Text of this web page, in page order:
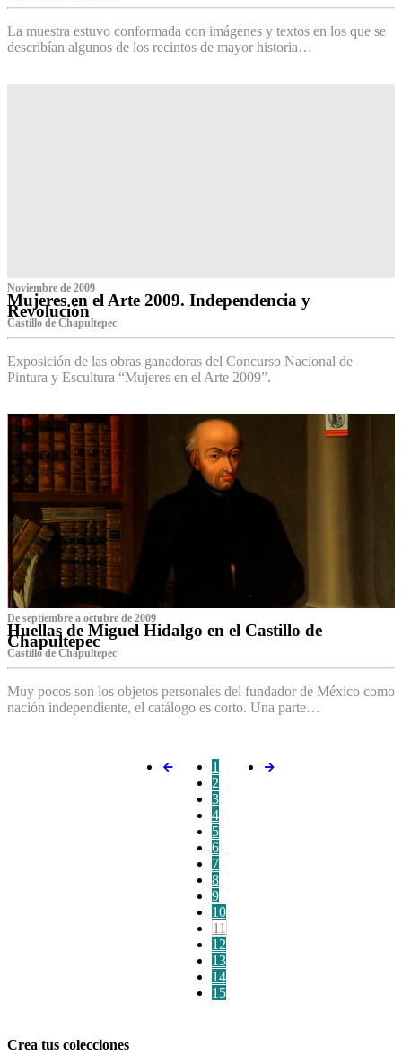
La muestra estuvo conformada con imágenes y textos en los que se
describían algunos de los recintos de mayor historia…
Noviembre de 2009
Mujeres en el Arte 2009. Independencia y
Revolución
Castillo de Chapultepec
Exposición de las obras ganadoras del Concurso Nacional de
Pintura y Escultura “Mujeres en el Arte 2009”.
De septiembre a octubre de 2009
Huellas de Miguel Hidalgo en el Castillo de
Chapultepec
Castillo de Chapultepec
Muy pocos son los objetos personales del fundador de México como
nación independiente, el catálogo es corto. Una parte…
1
2
3
4
5
6
7
8
9
10
11
12
13
14
15
Crea tus colecciones